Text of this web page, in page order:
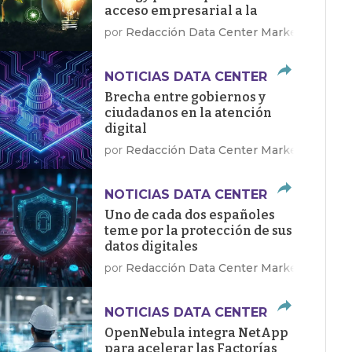
acceso empresarial a la
energía limpia
por Redacción Data Center Market
NOTICIAS DATA CENTER
Brecha entre gobiernos y
ciudadanos en la atención
digital
por Redacción Data Center Market
NOTICIAS DATA CENTER
Uno de cada dos españoles
teme por la protección de sus
datos digitales
por Redacción Data Center Market
NOTICIAS DATA CENTER
OpenNebula integra NetApp
para acelerar las Factorías